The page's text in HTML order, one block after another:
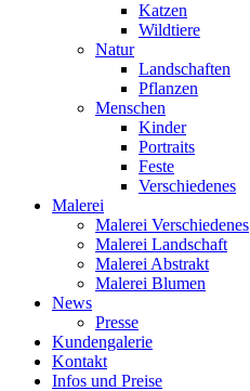
Katzen
Wildtiere
Natur
Landschaften
Pflanzen
Menschen
Kinder
Portraits
Feste
Verschiedenes
Malerei
Malerei Verschiedenes
Malerei Landschaft
Malerei Abstrakt
Malerei Blumen
News
Presse
Kundengalerie
Kontakt
Infos und Preise